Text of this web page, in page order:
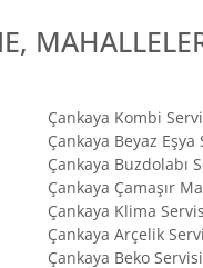
Çankaya Kombi
Çankaya Beyaz Eşya
Çankaya Buzdolabı
Çankaya Çamaşır
Çankaya Klima
Çankaya Arçelik
Çankaya Beko Servisi